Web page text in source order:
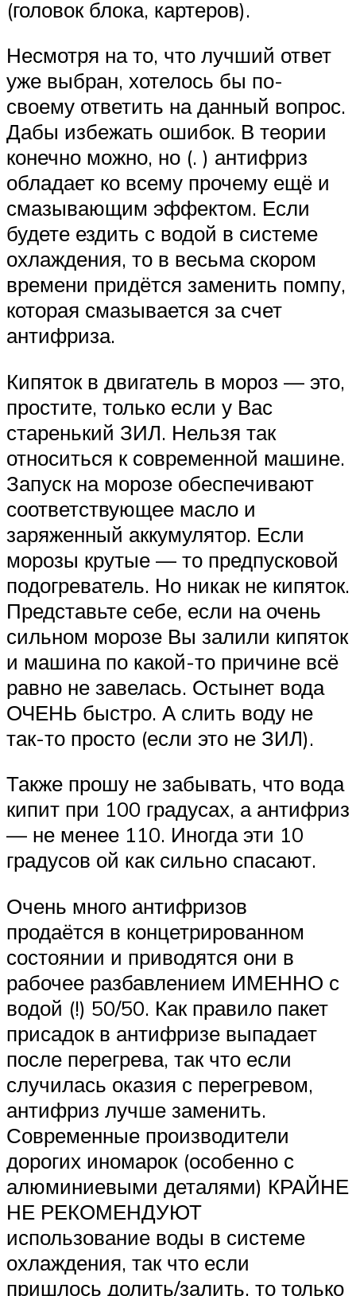
(головок блока, картеров).
Несмотря на то, что лучший ответ
уже выбран, хотелось бы по-
своему ответить на данный вопрос.
Дабы избежать ошибок. В теории
конечно можно, но (. ) антифриз
обладает ко всему прочему ещё и
смазывающим эффектом. Если
будете ездить с водой в системе
охлаждения, то в весьма скором
времени придётся заменить помпу,
которая смазывается за счет
антифриза.
Кипяток в двигатель в мороз — это,
простите, только если у Вас
старенький ЗИЛ. Нельзя так
относиться к современной машине.
Запуск на морозе обеспечивают
соответствующее масло и
заряженный аккумулятор. Если
морозы крутые — то предпусковой
подогреватель. Но никак не кипяток.
Представьте себе, если на очень
сильном морозе Вы залили кипяток
и машина по какой-то причине всё
равно не завелась. Остынет вода
ОЧЕНЬ быстро. А слить воду не
так-то просто (если это не ЗИЛ).
Также прошу не забывать, что вода
кипит при 100 градусах, а антифриз
— не менее 110. Иногда эти 10
градусов ой как сильно спасают.
Очень много антифризов
продаётся в концетрированном
состоянии и приводятся они в
рабочее разбавлением ИМЕННО с
водой (!) 50/50. Как правило пакет
присадок в антифризе выпадает
после перегрева, так что если
случилась оказия с перегревом,
антифриз лучше заменить.
Современные производители
дорогих иномарок (особенно с
алюминиевыми деталями) КРАЙНЕ
НЕ РЕКОМЕНДУЮТ
использование воды в системе
охлаждения, так что если
пришлось долить/залить, то только